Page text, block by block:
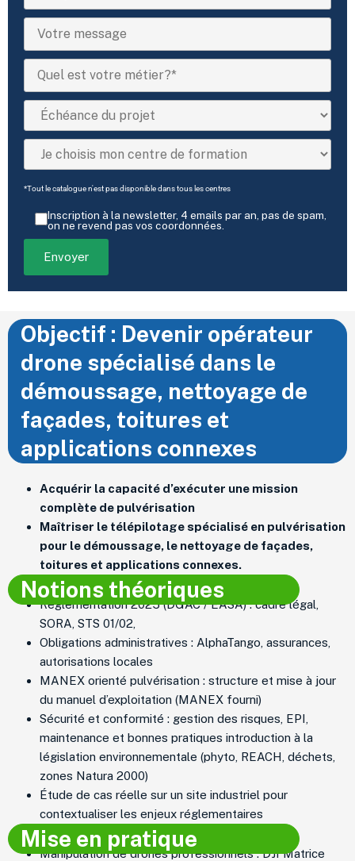
*Tout le catalogue n'est pas disponible dans tous les centres
Inscription à la newsletter, 4 emails par an, pas de spam,
on ne revend pas vos coordonnées.
Objectif : Devenir opérateur
drone spécialisé dans le
démoussage, nettoyage de
façades, toitures et
applications connexes
Acquérir la capacité d’exécuter une mission
complète de pulvérisation
Maîtriser le télépilotage spécialisé en pulvérisation
pour le démoussage, le nettoyage de façades,
toitures et applications connexes.
Notions théoriques
Réglementation 2025 (DGAC / EASA) : cadre légal,
SORA, STS 01/02,
Obligations administratives : AlphaTango, assurances,
autorisations locales
MANEX orienté pulvérisation : structure et mise à jour
du manuel d’exploitation (MANEX fourni)
Sécurité et conformité : gestion des risques, EPI,
maintenance et bonnes pratiques introduction à la
législation environnementale (phyto, REACH, déchets,
zones Natura 2000)
Étude de cas réelle sur un site industriel pour
contextualiser les enjeux réglementaires
Mise en pratique
Manipulation de drones professionnels : DJI Matrice